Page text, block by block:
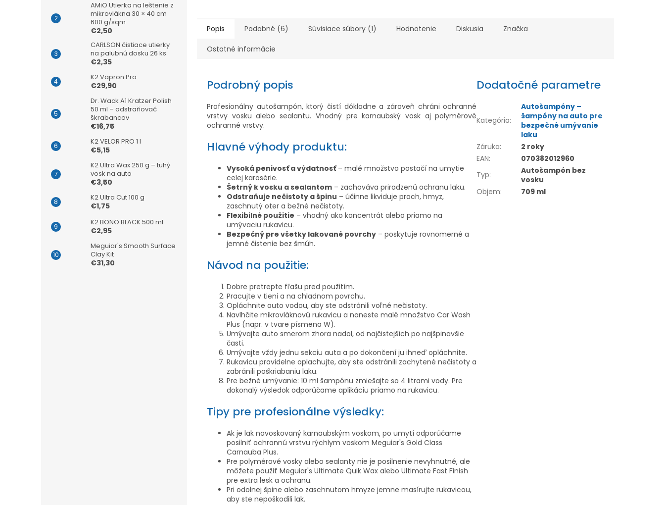
AMiO Utierka na leštenie z
mikrovlákna 30 × 40 cm
600 g/sqm
€2,50
CARLSON čistiace utierky
na palubnú dosku 26 ks
€2,35
K2 Vapron Pro
€29,90
Dr. Wack A1 Kratzer Polish
50 ml – odstraňovač
škrabancov
€16,75
K2 VELOR PRO 1 l
€5,15
K2 Ultra Wax 250 g – tuhý
vosk na auto
€3,50
K2 Ultra Cut 100 g
€1,75
K2 BONO BLACK 500 ml
€2,95
Meguiar's Smooth Surface
Clay Kit
€31,30
Popis Podobné (6) Súvisiace súbory (1) Hodnotenie Diskusia Značka
Ostatné informácie
Podrobný popis
Profesionálny autošampón, ktorý čistí dôkladne a zároveň chráni ochranné
vrstvy vosku alebo sealantu. Vhodný pre karnaubský vosk aj polymérové
ochranné vrstvy.
Hlavné výhody produktu:
Vysoká penivosť a výdatnosť– malé množstvo postačí na umytie
celej karosérie.
Šetrný k vosku a sealantom – zachováva prirodzenú ochranu laku.
Odstraňuje nečistoty a špinu – účinne likviduje prach, hmyz,
zaschnutý oter a bežné nečistoty.
Flexibilné použitie – vhodný ako koncentrát alebo priamo na
umývaciu rukavicu.
Bezpečný pre všetky lakované povrchy – poskytuje rovnomerné a
jemné čistenie bez šmúh.
Návod na použitie:
Dobre pretrepte fľašu pred použitím.
Pracujte v tieni a na chladnom povrchu.
Opláchnite auto vodou, aby ste odstránili voľné nečistoty.
Navlhčite mikrovláknovú rukavicu a naneste malé množstvo Car Wash
Plus (napr. v tvare písmena W).
Umývajte auto smerom zhora nadol, od najčistejších po najšpinavšie
časti.
Umývajte vždy jednu sekciu auta a po dokončení ju ihneď opláchnite.
Rukavicu pravidelne oplachujte, aby ste odstránili zachytené nečistoty a
zabránili poškriabaniu laku.
Pre bežné umývanie: 10 ml šampónu zmiešajte so 4 litrami vody. Pre
dokonalý výsledok odporúčame aplikáciu priamo na rukavicu.
Tipy pre profesionálne výsledky:
Ak je lak navoskovaný karnaubským voskom, po umytí odporúčame
posilniť ochrannú vrstvu rýchlym voskom Meguiar's Gold Class
Carnauba Plus.
Pre polymérové vosky alebo sealanty nie je posilnenie nevyhnutné, ale
môžete použiť Meguiar's Ultimate Quik Wax alebo Ultimate Fast Finish
pre extra lesk a ochranu.
Pri odolnej špine alebo zaschnutom hmyze jemne masírujte rukavicou,
aby ste nepoškodili lak.
Dodatočné parametre
Kategória:
Autošampóny –
šampóny na auto pre
bezpečné umývanie
laku
Záruka:
2 roky
EAN:
070382012960
Typ:
Autošampón bez
vosku
Objem: 709 ml